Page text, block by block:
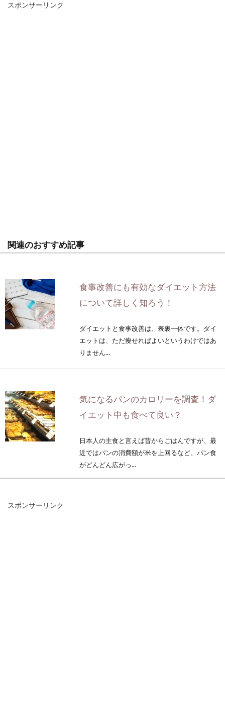
スポンサーリンク
関連のおすすめ記事
食事改善にも有効なダイエット方法
について詳しく知ろう！
ダイエットと食事改善は、表裏一体です。ダイ
エットは、ただ痩せればよいというわけではあ
りません...
気になるパンのカロリーを調査！ダ
イエット中も食べて良い？
日本人の主食と言えば昔からごはんですが、最
近ではパンの消費額が米を上回るなど、パン食
がどんどん広がっ...
スポンサーリンク